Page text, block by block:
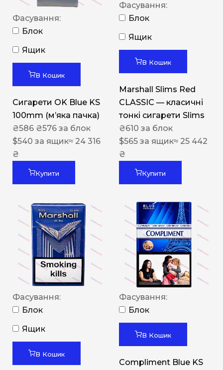
Фасування:
Блок
Ящик
В Кошик
Сигарети OK Blue KS
100mm (м’яка пачка)
₴586 ₴576 за блок
$540 за ящик≈ 24 316
₴
Купити
Фасування:
Блок
Ящик
В Кошик
Marshall Slims Red
CLASSIC — класичні
тонкі сигарети Slims
₴610 за блок
$565 за ящик≈ 25 442
₴
Купити
Фасування:
Блок
Ящик
В Кошик
Фасування:
Блок
В Кошик
Compliment Blue KS